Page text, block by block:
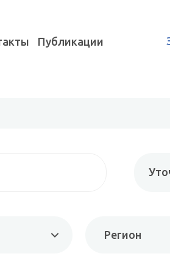
Публикации
Регион